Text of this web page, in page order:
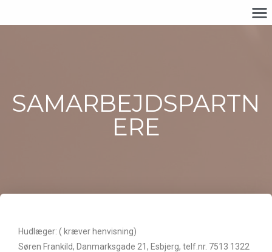
SAMARBEJDSPARTN
ERE
Hudlæger: ( kræver henvisning)
Søren Frankild, Danmarksgade 21, Esbjerg, telf.nr. 7513 1322